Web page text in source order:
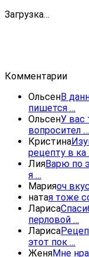
Загрузка…
Комментарии
ОльсенВ
пишется …
ОльсенУ вас
вопросител …
Кристина
рецепту в ка
ЛияВарю по
я …
Марияоч
натая тоже
Лариса
перловой …
Лариса
этот пок …
ЖеняМне